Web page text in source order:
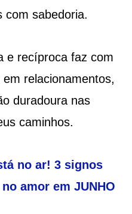
com sabedoria.
e recíproca faz com
relacionamentos,
duradoura nas
caminhos.
no ar! 3 signos
amor em JUNHO